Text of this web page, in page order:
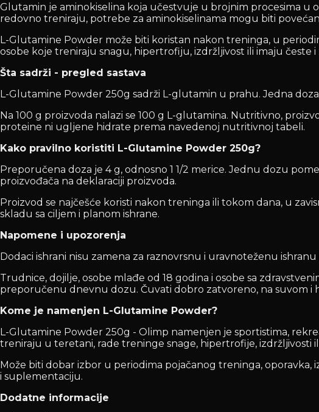
Glutamin je aminokiselina koja učestvuje u brojnim procesima u
redovno treniraju, potrebe za aminokiselinama mogu biti
L-Glutamine Powder može biti koristan nakon treninga, u
osobe koje treniraju snagu, hipertrofiju, izdržljivost ili imaju česte
Šta sadrži - pregled sastava
L-Glutamine Powder 250g sadrži L-glutamin u prahu. Jedna
Na 100 g proizvoda nalazi se 100 g L-glutamina. Nutritivno,
proteine ni ugljene hidrate prema navedenoj nutritivnoj tabeli.
Kako pravilno koristiti L-Glutamine Powder 250g?
Preporučena doza je 4 g, odnosno 1 1/2 merice. Jednu dozu
proizvođača na deklaraciji proizvoda.
Proizvod se najčešće koristi nakon treninga ili tokom dana, u
skladu sa ciljem i planom ishrane.
Napomene i upozorenja
Dodaci ishrani nisu zamena za raznovrsnu i uravnoteženu
Trudnice, dojilje, osobe mlađe od 18 godina i osobe sa
preporučenu dnevnu dozu. Čuvati dobro zatvoreno, na suvom i
Kome je namenjen L-Glutamine Powder?
L-Glutamine Powder 250g - Olimp namenjen je sportistima,
treniraju u teretani, rade treninge snage, hipertrofije, izdržljivosti
Može biti dobar izbor u periodima pojačanog treninga, oporavka,
i suplementaciju.
Dodatne informacije